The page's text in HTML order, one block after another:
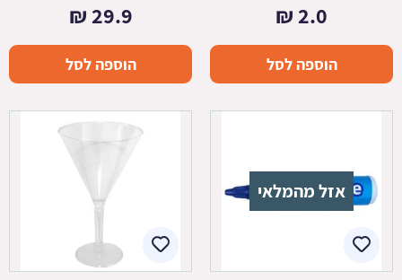
2.0
₪
הוספה לסל
29.9
₪
הוספה לסל
אזל מהמלאי